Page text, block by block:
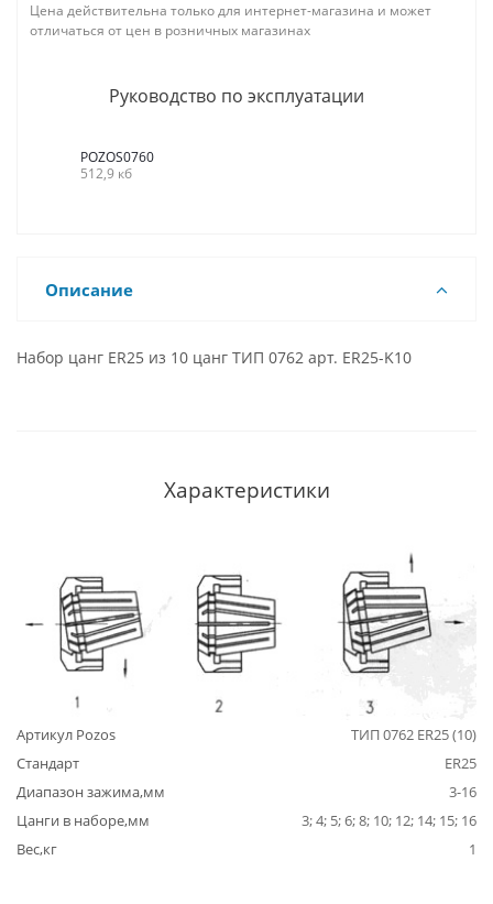
Цена действительна только для интернет-магазина и может
отличаться от цен в розничных магазинах
Руководство по эксплуатации
POZOS0760
512,9 кб
Описание
Набор цанг ER25 из 10 цанг ТИП 0762 арт. ER25-K10
Характеристики
Артикул Pozos
ТИП 0762 ER25 (10)
Стандарт
ER25
Диапазон зажима,мм
3-16
Цанги в наборе,мм
3; 4; 5; 6; 8; 10; 12; 14; 15; 16
Вес,кг
1